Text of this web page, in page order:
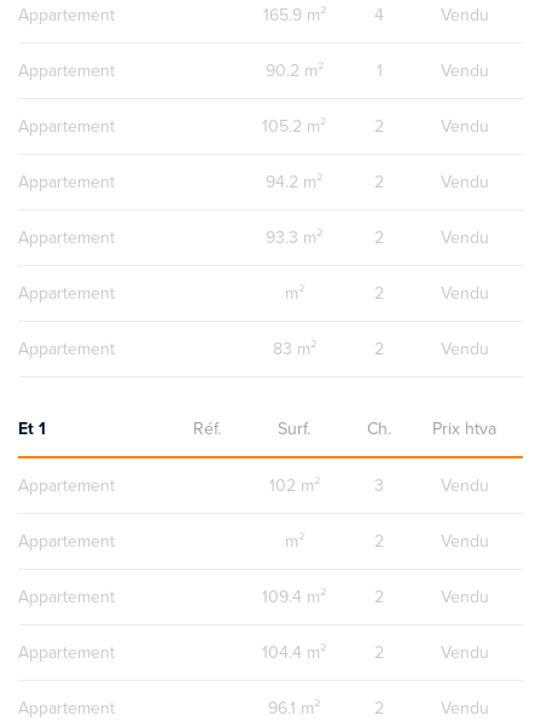
Appartement 165.9 m² 4 Vendu
Appartement 90.2 m² 1 Vendu
Appartement 105.2 m² 2 Vendu
Appartement 94.2 m² 2 Vendu
Appartement 93.3 m² 2 Vendu
Appartement m² 2 Vendu
Appartement 83 m² 2 Vendu
Et 1 Réf. Surf. Ch. Prix htva
Appartement 102 m² 3 Vendu
Appartement m² 2 Vendu
Appartement 109.4 m² 2 Vendu
Appartement 104.4 m² 2 Vendu
Appartement 96.1 m² 2 Vendu